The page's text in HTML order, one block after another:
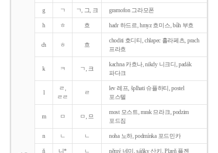
g ㄱ ㄱ, 그, 크 gramofon 그라모폰
h ㅎ 흐 hadr 하드르, hmyz 흐미스, bůh 부흐
ch ㅎ 흐
choditi 호디티, chlapec 흘라페츠, prach
프라흐
k ㅋ ㄱ, 크
kachna 카흐나, nikdy 니크디, padák
파다크
l
ㄹ,
ㄹㄹ
ㄹ
lev 레프, šplhati 슈플하티, postel
포스텔
m ㅁ ㅁ, 므
most 모스트, mrak 므라크, podzim
포드짐
n ㄴ ㄴ noha 노하, podmínka 포드민카
ň 니* ㄴ němý 네미, sáňky 산키, Plzeň 플젠